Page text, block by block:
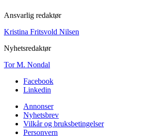
Ansvarlig redaktør
Kristina Fritsvold Nilsen
Nyhetsredaktør
Tor M. Nondal
Facebook
Linkedin
Annonser
Nyhetsbrev
Vilkår og bruksbetingelser
Personvern